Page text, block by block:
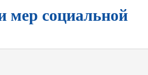
мер социальной